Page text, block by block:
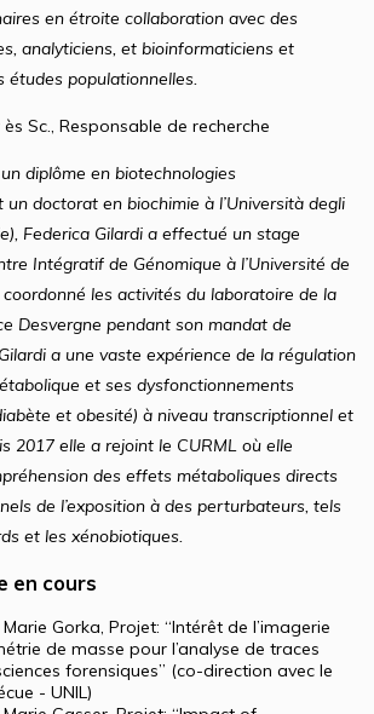
en étroite collaboration avec des
analyticiens, et bioinformaticiens et
études populationnelles.
ès Sc., Responsable de recherche
diplôme en biotechnologies
doctorat en biochimie à l’Università degli
Federica Gilardi a effectué un stage
Intégratif de Génomique à l’Université de
les activités du laboratoire de la
Desvergne pendant son mandat de
a une vaste expérience de la régulation
et ses dysfonctionnements
et obesité) à niveau transcriptionnel et
2017 elle a rejoint le CURML où elle
des effets métaboliques directs
de l’exposition à des perturbateurs, tels
et les xénobiotiques.
en cours
Gorka, Projet: “Intérêt de l’imagerie
de masse pour l’analyse de traces
forensiques” (co-direction avec le
- UNIL)